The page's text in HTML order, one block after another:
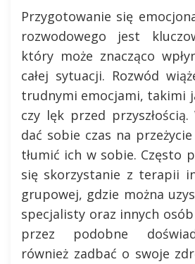
Przygotowanie się
rozwodowego jest
który może znacząco
całej sytuacji. Rozwód
trudnymi emocjami, takimi
czy lęk przed
dać sobie czas na
tłumić ich w sobie. Często
się skorzystanie z terapii
grupowej, gdzie można
specjalisty oraz innych
przez podobne
również zadbać o swoje